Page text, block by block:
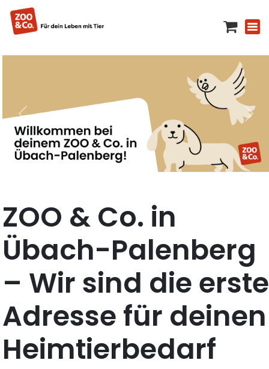
ZOO & Co. in
Übach-Palenberg
– Wir sind die erste
Adresse für deinen
Heimtierbedarf